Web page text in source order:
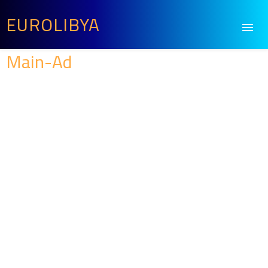
EUROLIBYA
Main-Ad